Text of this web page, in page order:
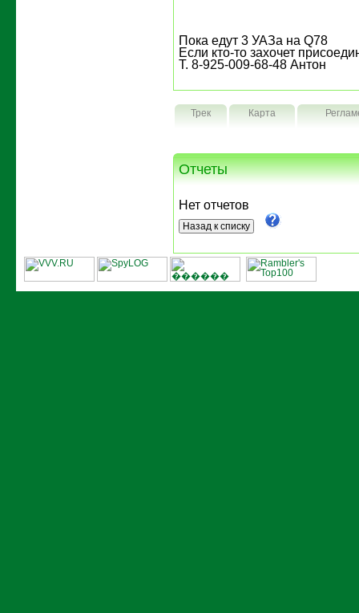
Пока едут 3 УАЗа на Q78
Если кто-то захочет
Т. 8-925-009-68-48 Антон
Трек Карта
Отчеты
Нет отчетов